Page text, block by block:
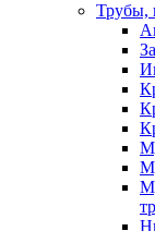
Трубы,